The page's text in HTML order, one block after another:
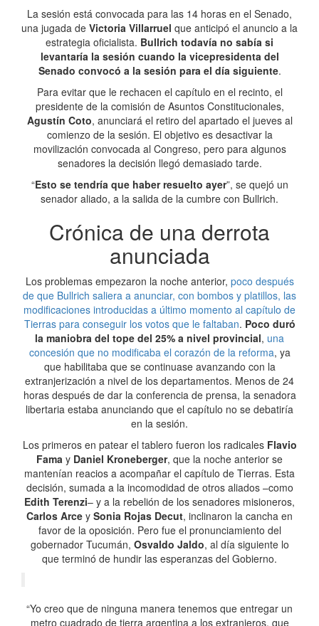
La sesión está convocada para las 14 horas en el Senado,
una jugada de Victoria Villarruel que anticipó el anuncio a la
estrategia oficialista. Bullrich todavía no sabía si
levantaría la sesión cuando la vicepresidenta del
Senado convocó a la sesión para el día siguiente.
Para evitar que le rechacen el capítulo en el recinto, el
presidente de la comisión de Asuntos Constitucionales,
Agustín Coto, anunciará el retiro del apartado el jueves al
comienzo de la sesión. El objetivo es desactivar la
movilización convocada al Congreso, pero para algunos
senadores la decisión llegó demasiado tarde.
“Esto se tendría que haber resuelto ayer”, se quejó un
senador aliado, a la salida de la cumbre con Bullrich.
Crónica de una derrota
anunciada
Los problemas empezaron la noche anterior, poco después
de que Bullrich saliera a anunciar, con bombos y platillos, las
modificaciones introducidas a último momento al capítulo de
Tierras para conseguir los votos que le faltaban. Poco duró
la maniobra del tope del 25% a nivel provincial, una
concesión que no modificaba el corazón de la reforma, ya
que habilitaba que se continuase avanzando con la
extranjerización a nivel de los departamentos. Menos de 24
horas después de dar la conferencia de prensa, la senadora
libertaria estaba anunciando que el capítulo no se debatiría
en la sesión.
Los primeros en patear el tablero fueron los radicales Flavio
Fama y Daniel Kroneberger, que la noche anterior se
mantenían reacios a acompañar el capítulo de Tierras. Esta
decisión, sumada a la incomodidad de otros aliados –como
Edith Terenzi– y a la rebelión de los senadores misioneros,
Carlos Arce y Sonia Rojas Decut, inclinaron la cancha en
favor de la oposición. Pero fue el pronunciamiento del
gobernador Tucumán, Osvaldo Jaldo, al día siguiente lo
que terminó de hundir las esperanzas del Gobierno.
“Yo creo que de ninguna manera tenemos que entregar un
metro cuadrado de tierra argentina a los extranjeros, que